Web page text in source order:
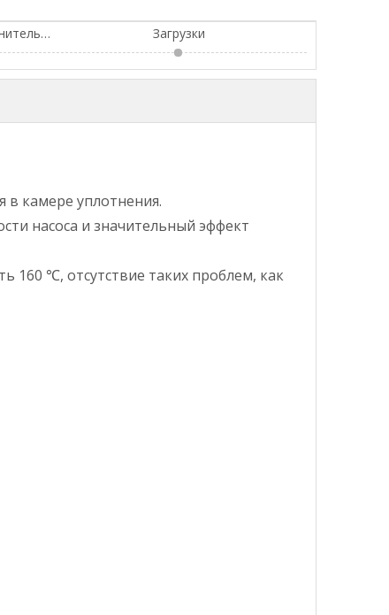
Схема структуры продукта и сравнительная таблица стандартных материалов Загрузки
в камере уплотнения.
насоса и значительный эффект
160 ℃, отсутствие таких проблем, как